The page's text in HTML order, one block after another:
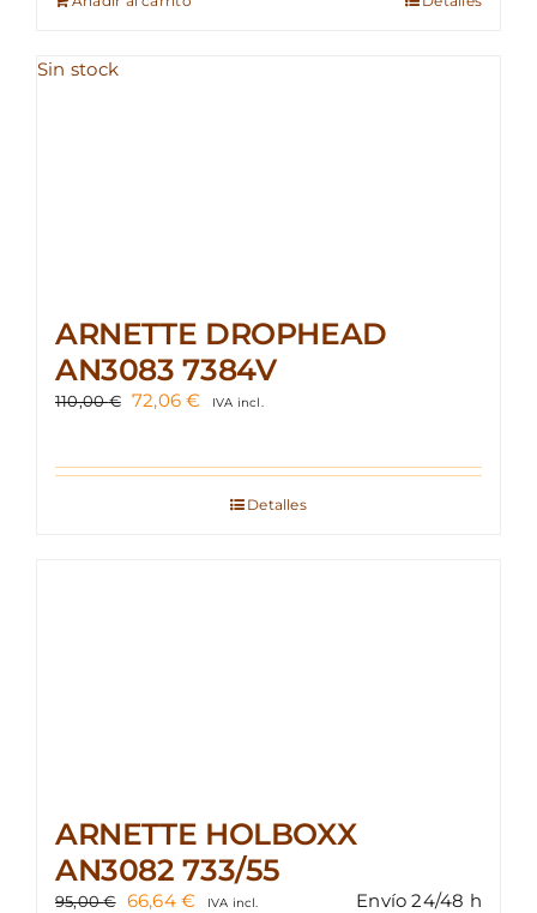
Sin stock
ARNETTE DROPHEAD
AN3083 7384V
110,00€ El
era:
72,06€ El
es:
72,06 €.
IVA incl.
Detalles
ARNETTE HOLBOXX
AN3082 733/55
95,00€ El
66,64€ ElIVA incl. Envío 24/48 h